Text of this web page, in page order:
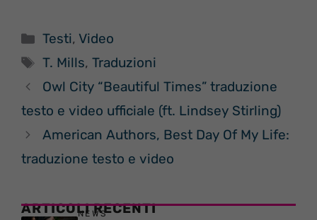
Categorie
Testi,Video
Tag
T. Mills,Traduzioni
Owl City “Beautiful Times” traduzione
testo e video ufficiale (ft. Lindsey Stirling)
American Authors, Best Day Of My Life:
traduzione testo e video
ARTICOLI RECENTI
NEWS